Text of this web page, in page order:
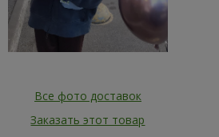
Все фото доставок
Заказать этот товар